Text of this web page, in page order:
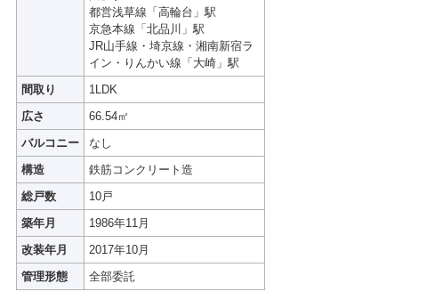
都営浅草線「高輪台」駅
京急本線「北品川」駅
JR山手線・埼京線・湘南新宿ラ
イン・りんかい線「大崎」駅
間取り
1LDK
広さ
66.54㎡
バルコニー
なし
構造
鉄筋コンクリート造
総戸数
10戸
築年月
1986年11月
改装年月
2017年10月
管理形態
全部委託